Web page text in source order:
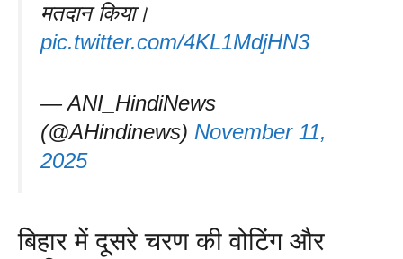
मतदान किया।
pic.twitter.com/4KL1MdjHN3
— ANI_HindiNews
(@AHindinews) November 11,
2025
बिहार में दूसरे चरण की वोटिंग और